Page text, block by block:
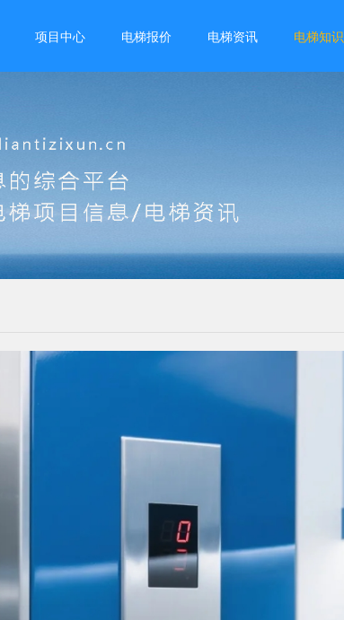
项目中心 电梯报价 电梯资讯 电梯知识